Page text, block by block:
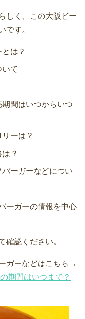
しく、この大阪ビー
です。
は？
いて
間はいつからいつ
ーは？
？
ーガーなどについ
ーガーの情報を中心
確認ください。
ガーなどはこちら→
期間はいつまで？